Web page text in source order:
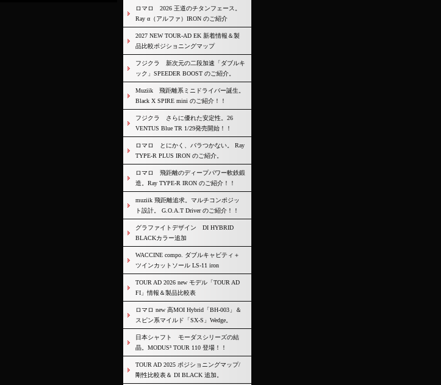
ロマロ 2026 王道のチタンフェース。
Ray α（アルファ）IRON のご紹介
2027 NEW TOUR-AD EK 新着情報＆製
品比較ポジショニングマップ
フジクラ 新次元の二段加速「ダブルキ
ック」SPEEDER BOOST のご紹介。
Muziik 飛距離系ミニドライバー誕生。
Black X SPIRE mini のご紹介！！
フジクラ さらに優れた安定性。26
VENTUS Blue TR 1/29発売開始！！
ロマロ とにかく、バラつかない。 Ray
TYPE-R PLUS IRON のご紹介。
ロマロ 飛距離のディープパワー軟鉄鍛
造。Ray TYPE-R IRON のご紹介！！
muziik 飛距離追求。マルチコンポジッ
ト設計。 G.O.A.T Driver のご紹介！！
グラファイトデザイン DI HYBRID
BLACKカラー追加
WACCINE compo. ダブルキャビティ＋
ツインカットソール LS-11 iron
TOUR AD 2026 new モデル「TOUR AD
FI」情報＆製品比較表
ロマロ new 高MOI Hybrid「BH-003」＆
スピン系マイルド「SX-S」Wedge。
日本シャフト モーダスシリーズの結
晶。MODUS³ TOUR 110 登場！！
TOUR AD 2025 ポジショニングマップ/
剛性比較表＆ DI BLACK 追加。